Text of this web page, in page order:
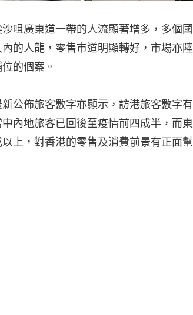
咀廣東道一帶的人流顯著增多，多個國
的人龍，零售市道明顯轉好，市場亦陸
的個案。
公佈旅客數字亦顯示，訪港旅客數字有
內地旅客已回後至疫情前四成半，而東
上，對香港的零售及消費前景有正面幫